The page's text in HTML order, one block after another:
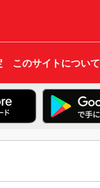
このサイトについて